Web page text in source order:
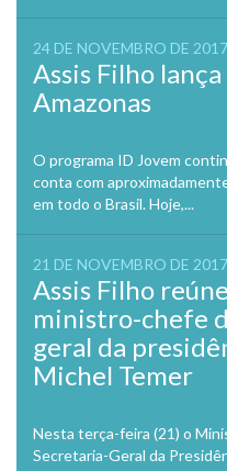
24 DE NOVEMBRO DE 2017
Assis Filho
Amazonas
O programa ID Jovem
conta com
em todo o Brasil. Hoje,...
21 DE NOVEMBRO DE 2017
Assis Filho
ministro-chefe
geral da
Michel Temer
Nesta terça-feira (21) o
Secretaria-Geral da